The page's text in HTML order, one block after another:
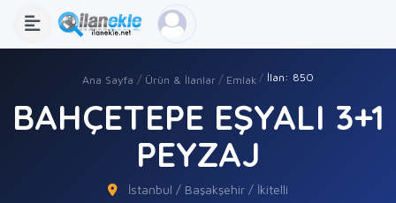
Ana Sayfa Ürün & İlanlar Emlak İlan: 850
BAHÇETEPE EŞYALI 3+1
PEYZAJ
İstanbul / Başakşehir / İkitelli